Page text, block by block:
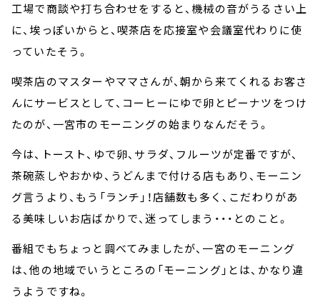
工場で商談や打ち合わせをすると、機械の音がうるさい上
に、埃っぽいからと、喫茶店を応接室や会議室代わりに使
っていたそう。
喫茶店のマスターやママさんが、朝から来てくれるお客さ
んにサービスとして、コーヒーにゆで卵とピーナツをつけ
たのが、一宮市のモーニングの始まりなんだそう。
今は、トースト、ゆで卵、サラダ、フルーツが定番ですが、
茶碗蒸しやおかゆ、うどんまで付ける店もあり、モーニン
グ言うより、もう「ランチ」！店舗数も多く、こだわりがあ
る美味しいお店ばかりで、迷ってしまう・・・とのこと。
番組でもちょっと調べてみましたが、一宮のモーニング
は、他の地域でいうところの「モーニング」とは、かなり違
うようですね。